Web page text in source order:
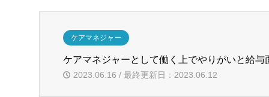
ケアマネジャー
ケアマネジャーとして働く上でやりがいと給与
2023.06.16 / 最終更新日：2023.06.12